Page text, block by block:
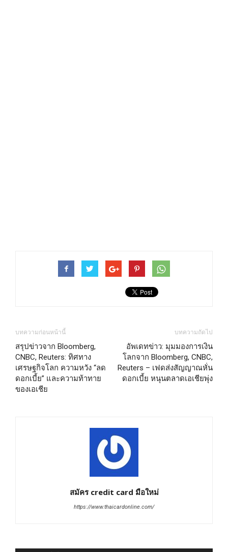
บทความก่อนหน้านี้
สรุปข่าวจาก Bloomberg,
CNBC, Reuters: ทิศทาง
เศรษฐกิจโลก ความหวัง “ลด
ดอกเบี้ย” และความท้าทาย
ของเอเชีย
บทความถัดไป
อัพเดทข่าว: มุมมองการเงิน
โลกจาก Bloomberg, CNBC,
Reuters – เฟดส่งสัญญาณหั่น
ดอกเบี้ย หนุนตลาดเอเชียพุ่ง
สมัคร credit card มือใหม่
https://www.thaicardonline.com/